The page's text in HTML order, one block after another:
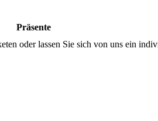
Präsente
oder lassen Sie sich von uns ein